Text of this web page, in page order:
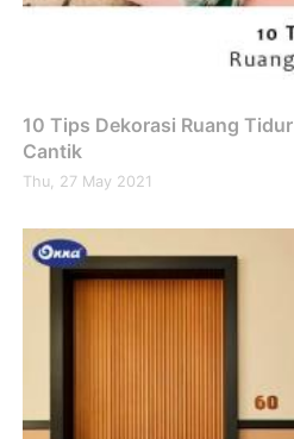
10 Tips Dekorasi Ruang Tidur
Cantik
Thu, 27 May 2021